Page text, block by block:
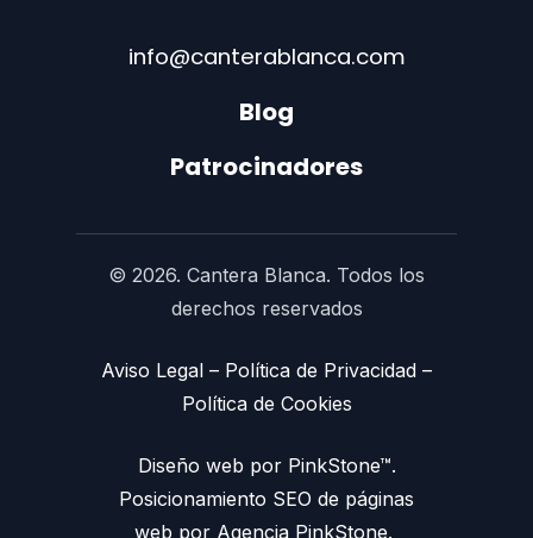
info@canterablanca.com
Blog
Patrocinadores
© 2026. Cantera Blanca. Todos los
derechos reservados
Aviso Legal – Política de Privacidad –
Política de Cookies
Diseño web por PinkStone™.
Posicionamiento SEO de páginas
web por Agencia PinkStone.